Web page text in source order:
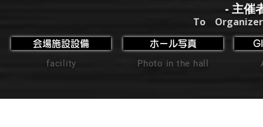
- 主催
To
会場施設設備
facility
ホール写真
Photo in the hall